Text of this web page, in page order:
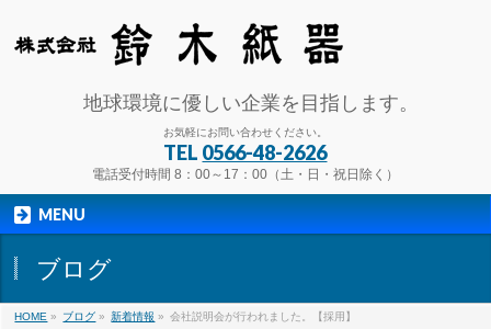
地球環境に優しい企業を目指します。
お気軽にお問い合わせください。
TEL 0566-48-2626
電話受付時間 8：00～17：00（土・日・祝日除く）
MENU
ブログ
HOME » ブログ » 新着情報 » 会社説明会が行われました。【採用】